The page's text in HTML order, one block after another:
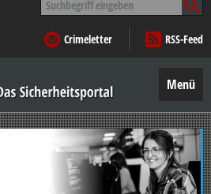
nach:
Crimeletter
RSS-Feed
Menü